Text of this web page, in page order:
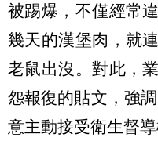
被踢爆，不僅經常
幾天的漢堡肉，就
老鼠出沒。對此，
怨報復的貼文，強
意主動接受衛生督導